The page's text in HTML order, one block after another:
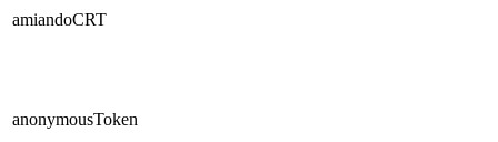
amiandoCRT
anonymousToken